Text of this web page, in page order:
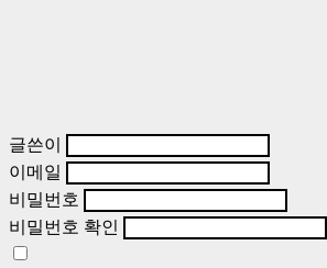
글쓴이
이메일
비밀번호
비밀번호 확인